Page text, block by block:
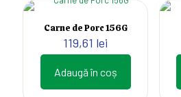
Carne de Porc 156G
119,61 lei
Adaugă în coș